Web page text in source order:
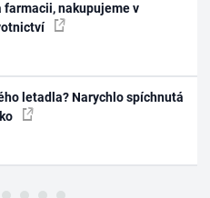
farmacii, nakupujeme v
letadla? Narychlo spíchnutá